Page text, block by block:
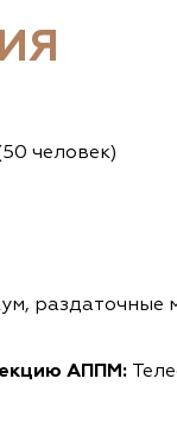
человек)
раздаточные
АППМ: